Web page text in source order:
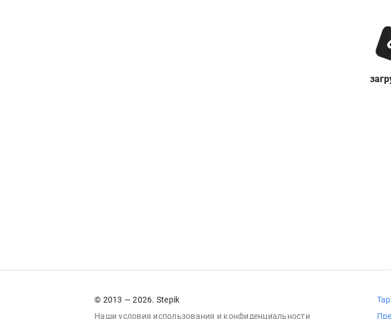
© 2013 — 2026. Stepik
Наши условия использования и конфиденциальности